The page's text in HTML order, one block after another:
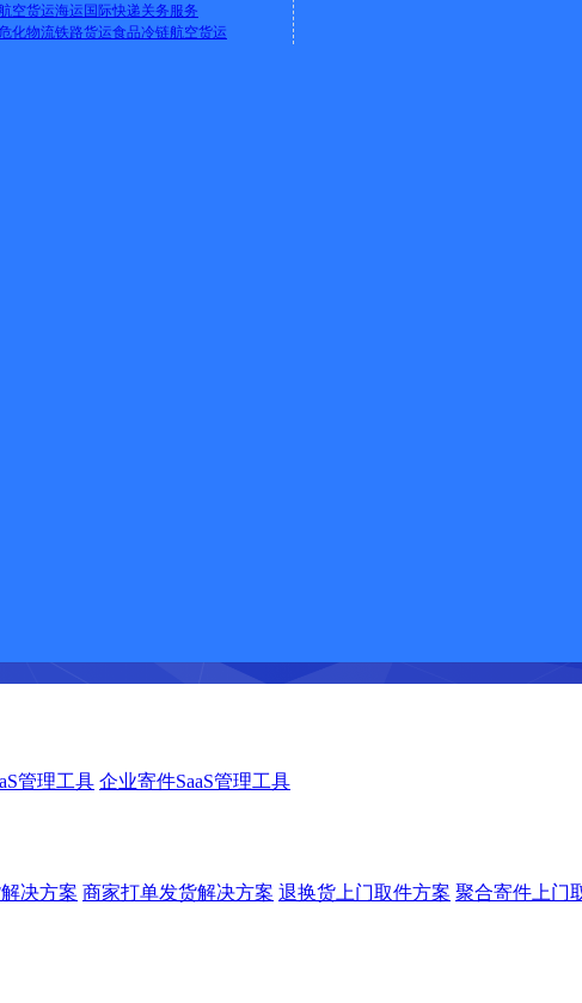
空货运海运 国际快递关务服务
化物流铁路货运食品冷链航空货运
价值企业》
管理工具 企业寄件SaaS管理工具
决方案 商家打单发货解决方案 退换货上门取件方案 聚合寄件上门